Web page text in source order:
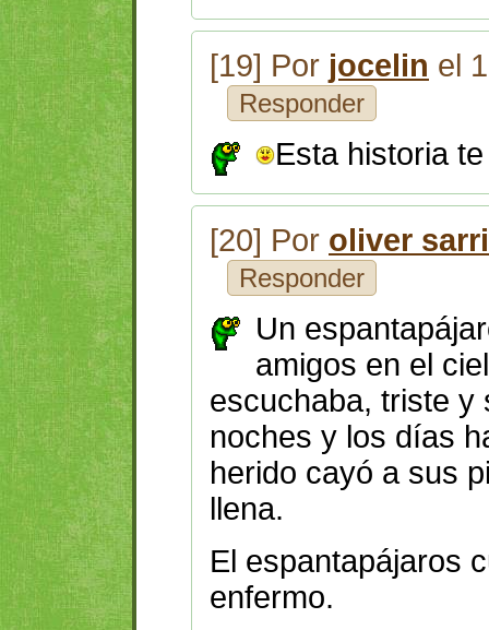
[19] Por jocelin el
Responder
Esta historia
[20] Por oliver
Responder
Un
amigos en el
escuchaba, triste y
noches y los días
herido cayó a sus
llena.
El espantapájaros
enfermo.